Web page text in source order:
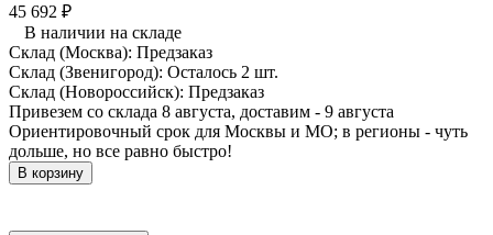
45 692 ₽
В наличии на складе
Склад (Москва): Предзаказ
Склад (Звенигород): Осталось 2 шт.
Склад (Новороссийск): Предзаказ
Привезем со склада 8 августа, доставим - 9 августа
Ориентировочный срок для Москвы и МО; в регионы - чуть
дольше, но все равно быстро!
В корзину